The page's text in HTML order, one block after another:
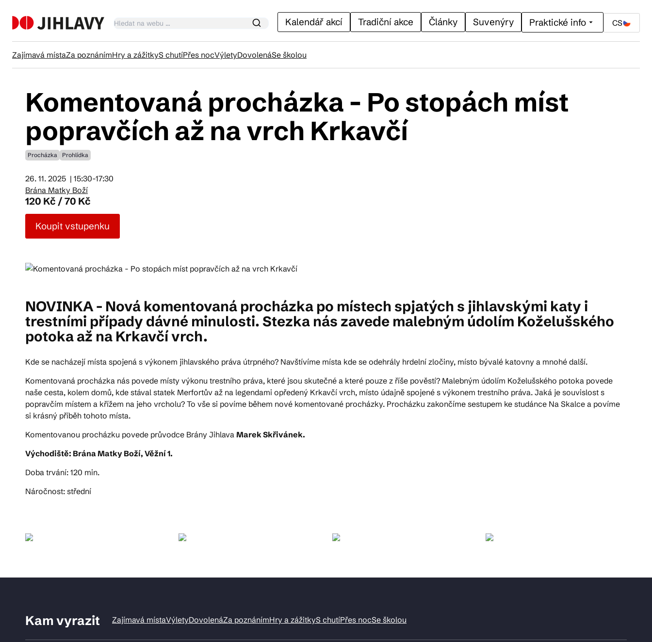
Kalendář akcí Tradiční akce Články Suvenýry Praktické info CS
Zajímavá místaZa poznánímHry a zážitkyS chutíPřes nocVýletyDovolenáSe školou
Kalendář akcí
Tradiční akce
CS EN DE
© 2026 Brána Jihlavy
Komentovaná procházka - Po stopách míst
popravčích až na vrch Krkavčí
Procházka Prohlídka
26. 11. 2025 | 15:30-17:30
Brána Matky Boží
120 Kč / 70 Kč
Koupit vstupenku
NOVINKA - Nová komentovaná procházka po místech spjatých s jihlavskými katy i
trestními případy dávné minulosti. Stezka nás zavede malebným údolím Koželušského
potoka až na Krkavčí vrch.
Kde se nacházejí místa spojená s výkonem jihlavského práva útrpného? Navštívíme místa kde se odehrály hrdelní zločiny, místo bývalé katovny a mnohé další.
Komentovaná procházka nás povede místy výkonu trestního práva, které jsou skutečné a které pouze z říše pověstí? Malebným údolím Koželušského potoka povede
naše cesta, kolem domů, kde stával statek Merfortův až na legendami opředený Krkavčí vrch, místo údajně spojené s výkonem trestního práva. Jaká je souvislost s
popravčím místem a křížem na jeho vrcholu? To vše si povíme během nové komentované procházky. Procházku zakončíme sestupem ke studánce Na Skalce a povíme
si krásný příběh tohoto místa.
Komentovanou procházku povede průvodce Brány Jihlava Marek Skřivánek.
Východiště: Brána Matky Boží, Věžní 1.
Doba trvání: 120 min.
Náročnost: střední
Kam vyrazit Zajímavá místaVýletyDovolenáZa poznánímHry a zážitkyS chutíPřes nocSe školou